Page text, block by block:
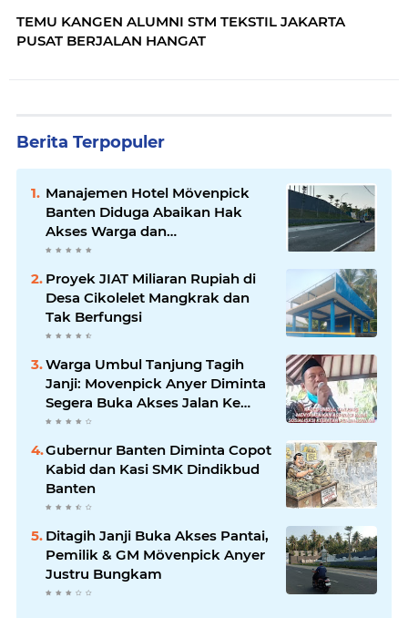
TEMU KANGEN ALUMNI STM TEKSTIL JAKARTA
PUSAT BERJALAN HANGAT
Berita Terpopuler
Manajemen Hotel Mövenpick
Banten Diduga Abaikan Hak
Akses Warga dan
Maladministrasi Perizinan
Proyek JIAT Miliaran Rupiah di
Desa Cikolelet Mangkrak dan
Tak Berfungsi
Warga Umbul Tanjung Tagih
Janji: Movenpick Anyer Diminta
Segera Buka Akses Jalan Ke
Pantai
Gubernur Banten Diminta Copot
Kabid dan Kasi SMK Dindikbud
Banten
Ditagih Janji Buka Akses Pantai,
Pemilik & GM Mövenpick Anyer
Justru Bungkam